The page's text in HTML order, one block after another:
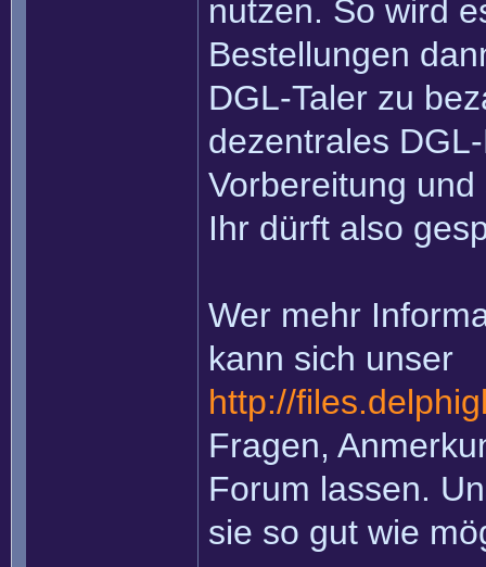
nutzen. So wird
Bestellungen
DGL-Taler zu
dezentrales
Vorbereitung
Ihr dürft also
Wer mehr
kann sich unser
http://
Fragen,
Forum lassen.
sie so gut wie